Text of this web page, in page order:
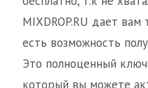
MIXDROP.RU дает
есть возможность
Это полноценный
который вы можете